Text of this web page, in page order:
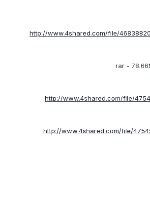
http://www.4shared.com/file/
http://www.4shared.com/file/
http://www.4shared.com/file/